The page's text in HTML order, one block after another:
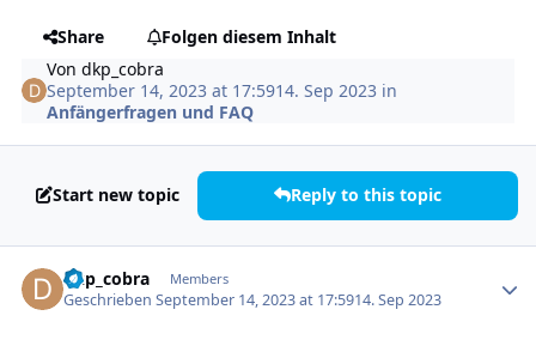
Share
Folgen diesem Inhalt
Vondkp_cobra
September 14, 2023 at 17:5914. Sep 2023 in
Anfängerfragen und FAQ
Start new topic Reply to this topic
dkp_cobra Members
GeschriebenSeptember 14, 2023 at 17:5914. Sep 2023